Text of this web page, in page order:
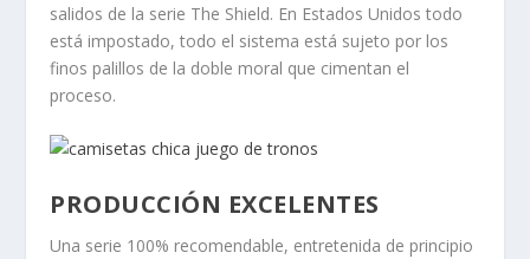
salidos de la serie The Shield. En Estados Unidos todo
está impostado, todo el sistema está sujeto por los
finos palillos de la doble moral que cimentan el
proceso.
PRODUCCIÓN EXCELENTES
Una serie 100% recomendable, entretenida de principio